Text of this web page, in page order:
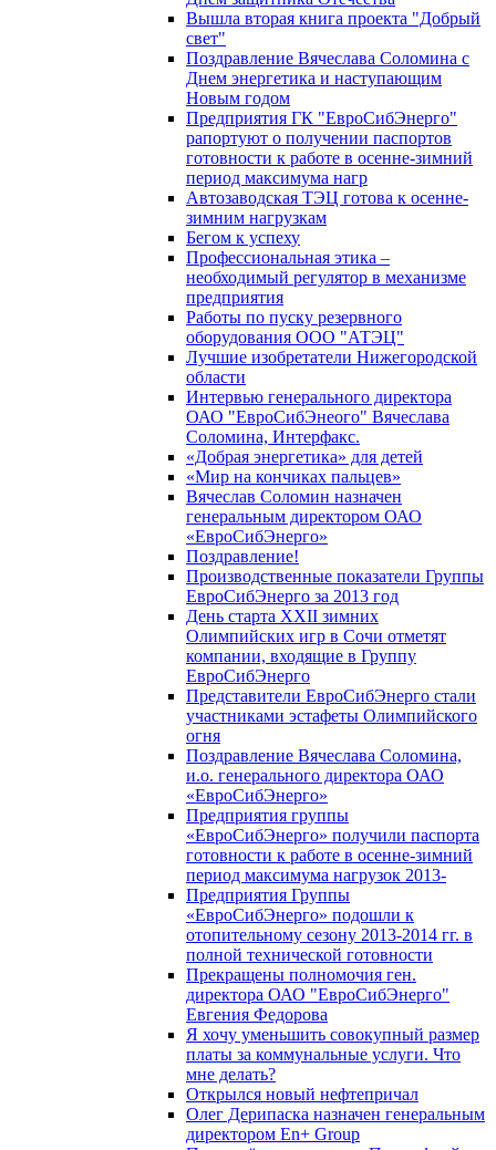
Вышла вторая книга проекта "Добрый
свет"
Поздравление Вячеслава Соломина с
Днем энергетика и наступающим
Новым годом
Предприятия ГК "ЕвроСибЭнерго"
рапортуют о получении паспортов
готовности к работе в осенне-зимний
период максимума нагр
Автозаводская ТЭЦ готова к осенне-
зимним нагрузкам
Бегом к успеху
Профессиональная этика –
необходимый регулятор в механизме
предприятия
Работы по пуску резервного
оборудования ООО "АТЭЦ"
Лучшие изобретатели Нижегородской
области
Интервью генерального директора
ОАО "ЕвроСибЭнеого" Вячеслава
Соломина, Интерфакс.
«Добрая энергетика» для детей
«Мир на кончиках пальцев»
Вячеслав Соломин назначен
генеральным директором ОАО
«ЕвроСибЭнерго»
Поздравление!
Производственные показатели Группы
ЕвроСибЭнерго за 2013 год
День старта XXII зимних
Олимпийских игр в Сочи отметят
компании, входящие в Группу
ЕвроСибЭнерго
Представители ЕвроСибЭнерго стали
участниками эстафеты Олимпийского
огня
Поздравление Вячеслава Соломина,
и.о. генерального директора ОАО
«ЕвроСибЭнерго»
Предприятия группы
«ЕвроСибЭнерго» получили паспорта
готовности к работе в осенне-зимний
период максимума нагрузок 2013-
Предприятия Группы
«ЕвроСибЭнерго» подошли к
отопительному сезону 2013-2014 гг. в
полной технической готовности
Прекращены полномочия ген.
директора ОАО "ЕвроСибЭнерго"
Евгения Федорова
Я хочу уменьшить совокупный размер
платы за коммунальные услуги. Что
мне делать?
Открылся новый нефтепричал
Олег Дерипаска назначен генеральным
директором En+ Group